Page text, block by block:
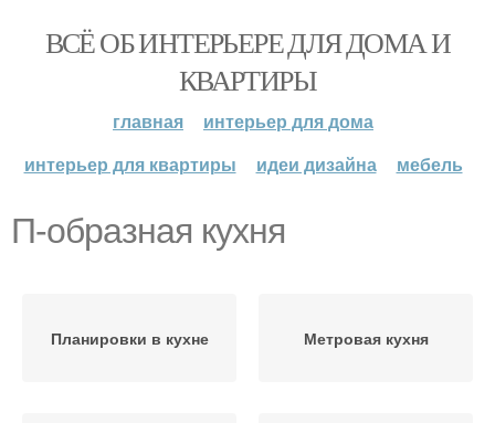
ВСЁ ОБ ИНТЕРЬЕРЕ ДЛЯ ДОМА И
КВАРТИРЫ
главная
интерьер для дома
интерьер для квартиры
идеи дизайна мебель
П-образная кухня
Планировки в кухне Метровая кухня